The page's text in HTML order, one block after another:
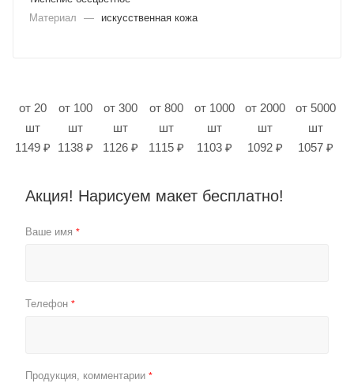
Материал
— искусственная кожа
от 20
шт
1149 ₽
от 100
шт
1138 ₽
от 300
шт
1126 ₽
от 800
шт
1115 ₽
от 1000
шт
1103 ₽
от 2000
шт
1092 ₽
от 5000
шт
1057 ₽
Акция! Нарисуем макет бесплатно!
Ваше имя *
Телефон *
Продукция, комментарии *